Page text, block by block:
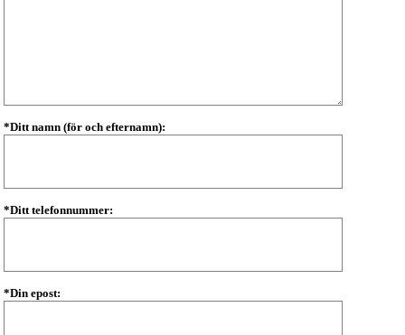
*Ditt namn (för och efternamn):
*Ditt telefonnummer:
*Din epost: